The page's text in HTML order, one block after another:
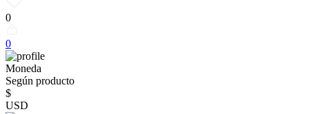
0
0
Moneda
Según producto
$
USD